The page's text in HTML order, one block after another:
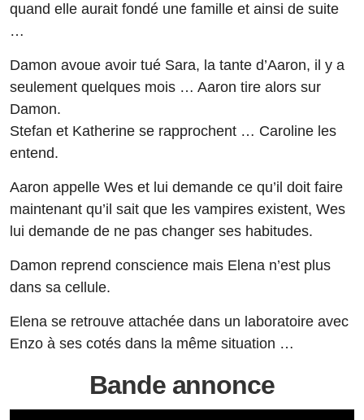
quand elle aurait fondé une famille et ainsi de suite
…
Damon avoue avoir tué Sara, la tante d’Aaron, il y a
seulement quelques mois … Aaron tire alors sur
Damon.
Stefan et Katherine se rapprochent … Caroline les
entend.
Aaron appelle Wes et lui demande ce qu’il doit faire
maintenant qu’il sait que les vampires existent, Wes
lui demande de ne pas changer ses habitudes.
Damon reprend conscience mais Elena n’est plus
dans sa cellule.
Elena se retrouve attachée dans un laboratoire avec
Enzo à ses cotés dans la même situation …
Bande annonce